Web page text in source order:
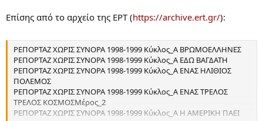
1997 - rxs_021 - Τα χρόνια του μολυβιού
1997 - rxs_024 - Υπόθεση Μόρο - Α Μέρος: Η απαγωγή
απάντηση
1997 - rxs_048 - Θάνατος στους ξένους
1998 - rxs_029 - Ψεύτικες Εικόνες - Μέρος Α'
1998 - rxs_035 - Ο ΦΙΛΟΣ ΜΟΥ Ο ΡΑΓΚΙΠ
1998 - rxs_037 - Γιουγκοσλαβία - Ένας ηλίθιος πόλεμος
1998 - rxs_040 - ΚΟΣΣΟΒΟ - Η ΕΠΟΜΕΝΗ ΜΕΡΑ
1999 - rxs_049 - ΒΡΩΜΟΕΛΛΗΝΕΣ
1999 - rxs_050 - ΘΑΝΑΤΟΣ ΣΤΟΥΣ ΞΕΝΟΥΣ
Επίσης από το αρχείο της ΕΡΤ (https://archive.ert.gr/):
ΡΕΠΟΡΤΑΖ ΧΩΡΙΣ ΣΥΝΟΡΑ 1998-1999 Κύκλος_Α ΒΡΩΜΟΕΛΛΗΝΕΣ
ΡΕΠΟΡΤΑΖ ΧΩΡΙΣ ΣΥΝΟΡΑ 1998-1999 Κύκλος_Α ΕΔΩ ΒΑΓΔΑΤΗ
ΡΕΠΟΡΤΑΖ ΧΩΡΙΣ ΣΥΝΟΡΑ 1998-1999 Κύκλος_Α ΕΝΑΣ ΗΛΙΘΙΟΣ
ΠΟΛΕΜΟΣ
ΡΕΠΟΡΤΑΖ ΧΩΡΙΣ ΣΥΝΟΡΑ 1998-1999 Κύκλος_Α ΕΝΑΣ ΤΡΕΛΟΣ
ΤΡΕΛΟΣ ΚΟΣΜΟΣΜέρος_2
ΡΕΠΟΡΤΑΖ ΧΩΡΙΣ ΣΥΝΟΡΑ 1998-1999 Κύκλος_Α Η ΑΜΕΡΙΚΗ ΠΑΕΙ